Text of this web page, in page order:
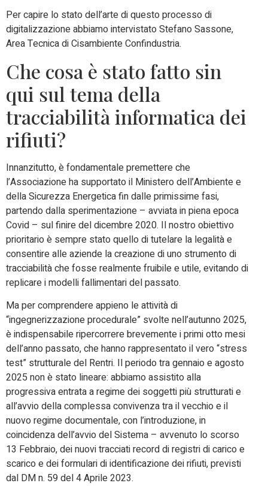
Per capire lo stato dell’arte di questo processo di
digitalizzazione abbiamo intervistato Stefano Sassone,
Area Tecnica di Cisambiente Confindustria.
Che cosa è stato fatto sin
qui sul tema della
tracciabilità informatica dei
rifiuti?
Innanzitutto, è fondamentale premettere che
l’Associazione ha supportato il Ministero dell’Ambiente e
della Sicurezza Energetica fin dalle primissime fasi,
partendo dalla sperimentazione – avviata in piena epoca
Covid – sul finire del dicembre 2020. Il nostro obiettivo
prioritario è sempre stato quello di tutelare la legalità e
consentire alle aziende la creazione di uno strumento di
tracciabilità che fosse realmente fruibile e utile, evitando di
replicare i modelli fallimentari del passato.
Ma per comprendere appieno le attività di
“ingegnerizzazione procedurale” svolte nell’autunno 2025,
è indispensabile ripercorrere brevemente i primi otto mesi
dell’anno passato, che hanno rappresentato il vero “stress
test” strutturale del Rentri. Il periodo tra gennaio e agosto
2025 non è stato lineare: abbiamo assistito alla
progressiva entrata a regime dei soggetti più strutturati e
all’avvio della complessa convivenza tra il vecchio e il
nuovo regime documentale, con l’introduzione, in
coincidenza dell’avvio del Sistema – avvenuto lo scorso
13 Febbraio, dei nuovi tracciati record di registri di carico e
scarico e dei formulari di identificazione dei rifiuti, previsti
dal DM n. 59 del 4 Aprile 2023.